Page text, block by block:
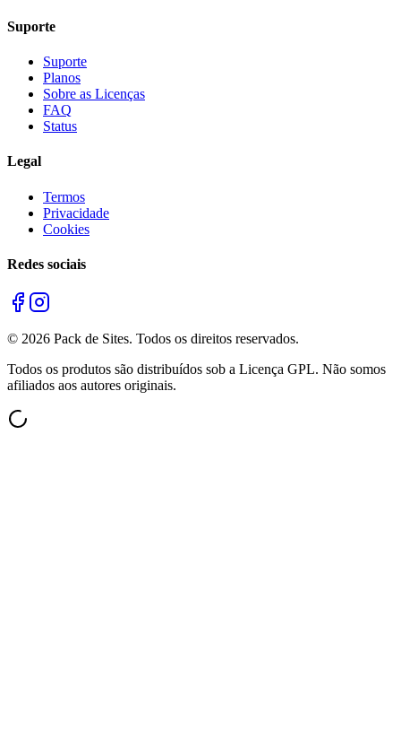
Suporte
Suporte
Planos
Sobre as Licenças
FAQ
Status
Legal
Termos
Privacidade
Cookies
Redes sociais
© 2026 Pack de Sites. Todos os direitos reservados.
Todos os produtos são distribuídos sob a Licença GPL. Não somos
afiliados aos autores originais.